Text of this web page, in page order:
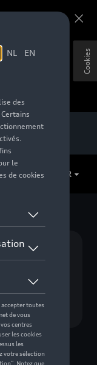
FR
Textile > Divers
Cookies